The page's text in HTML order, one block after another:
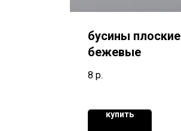
бусины плоские
бежевые
8 р.
купить